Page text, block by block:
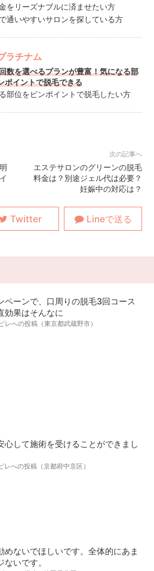
をリーズナブルに済ませたい方
通いやすいサロンを探している方
ラチナム
数を選べるプランが豊富！気になる部
ポイントで脱毛できる
部位をピンポイントで脱毛したい方
エステサロンのグリーンの脱毛
料金は？別途ジェル代は必要？
妊娠中の対応は？
ペーンで、口周りの脱毛3回コース
効果はそんなに
レへの投稿（東京都武蔵野市）
心して施術を受けることができまし
レへの投稿（京都府中京区）
めないでほしいです。全体的にあま
ないです。